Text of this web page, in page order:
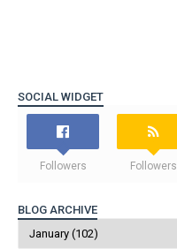
SOCIAL WIDGET
Followers Followers
BLOG ARCHIVE